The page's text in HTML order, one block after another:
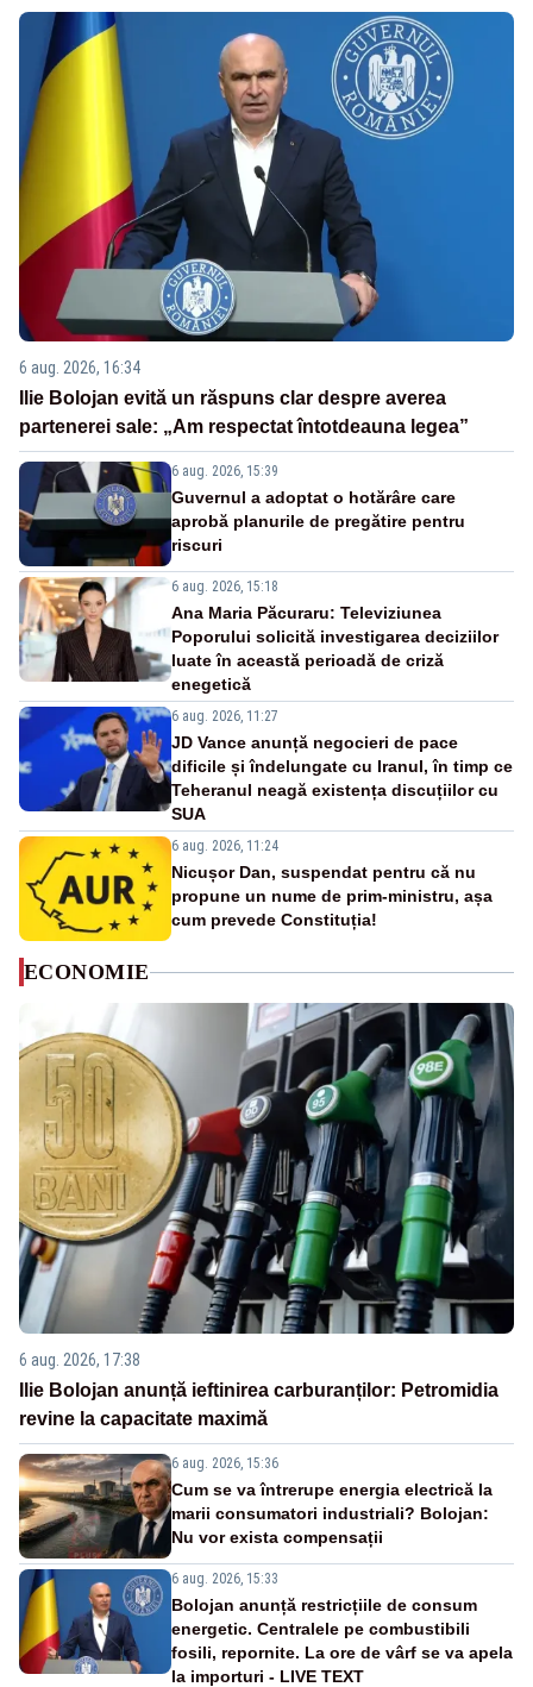
6 aug. 2026, 16:34
Ilie Bolojan evită un răspuns clar despre averea
partenerei sale: „Am respectat întotdeauna legea”
6 aug. 2026, 15:39
Guvernul a adoptat o hotărâre care
aprobă planurile de pregătire pentru
riscuri
6 aug. 2026, 15:18
Ana Maria Păcuraru: Televiziunea
Poporului solicită investigarea deciziilor
luate în această perioadă de criză
enegetică
6 aug. 2026, 11:27
JD Vance anunță negocieri de pace
dificile și îndelungate cu Iranul, în timp ce
Teheranul neagă existența discuțiilor cu
SUA
6 aug. 2026, 11:24
Nicușor Dan, suspendat pentru că nu
propune un nume de prim-ministru, așa
cum prevede Constituția!
ECONOMIE
6 aug. 2026, 17:38
Ilie Bolojan anunță ieftinirea carburanților: Petromidia
revine la capacitate maximă
6 aug. 2026, 15:36
Cum se va întrerupe energia electrică la
marii consumatori industriali? Bolojan:
Nu vor exista compensații
6 aug. 2026, 15:33
Bolojan anunță restricțiile de consum
energetic. Centralele pe combustibili
fosili, repornite. La ore de vârf se va apela
la importuri - LIVE TEXT